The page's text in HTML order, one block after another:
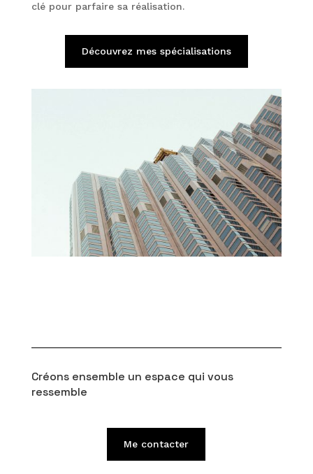
clé pour parfaire sa réalisation.
Découvrez mes spécialisations
Créons ensemble un espace qui vous
ressemble
Me contacter